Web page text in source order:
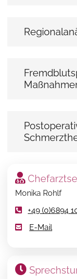
Monika Rohlf
+49 (0)6894
E-Mail